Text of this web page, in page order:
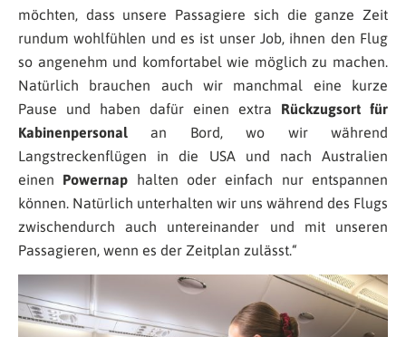
möchten, dass unsere Passagiere sich die ganze Zeit
rundum wohlfühlen und es ist unser Job, ihnen den Flug
so angenehm und komfortabel wie möglich zu machen.
Natürlich brauchen auch wir manchmal eine kurze
Pause und haben dafür einen extra Rückzugsort für
Kabinenpersonal an Bord, wo wir während
Langstreckenflügen in die USA und nach Australien
einen Powernap halten oder einfach nur entspannen
können. Natürlich unterhalten wir uns während des Flugs
zwischendurch auch untereinander und mit unseren
Passagieren, wenn es der Zeitplan zulässt.“